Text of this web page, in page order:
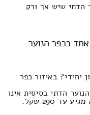
הדתי שיש אך ורק
בכפר הנוער
באיזור כפר
הדתי בסיסית אינו